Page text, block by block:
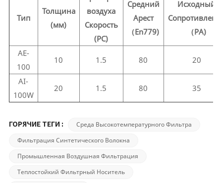
Тип
Толщина
(мм)
воздуха
Скорость
(РС)
Средний
Арест
（En779)
Исходный
（PA)
AE-
100
10 1.5 80 20
AI-
100W
20 1.5 80 35
ГОРЯЧИЕ ТЕГИ :
Среда Высокотемпературного Фильтра
Фильтрация Синтетического Волокна
Промышленная Воздушная Фильтрация
Теплостойкий Фильтрный Носитель